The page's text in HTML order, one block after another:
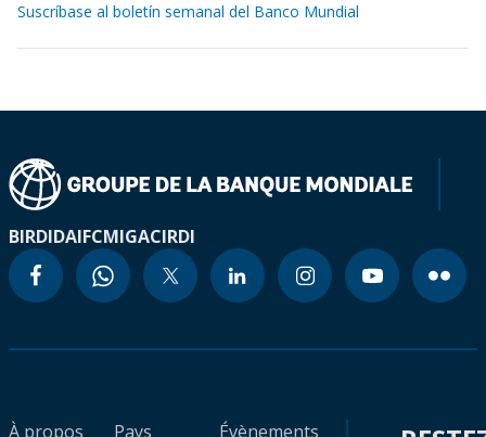
Suscríbase al boletín semanal del Banco Mundial
BIRDIDAIFCMIGACIRDI
À propos
Pays
Évènements